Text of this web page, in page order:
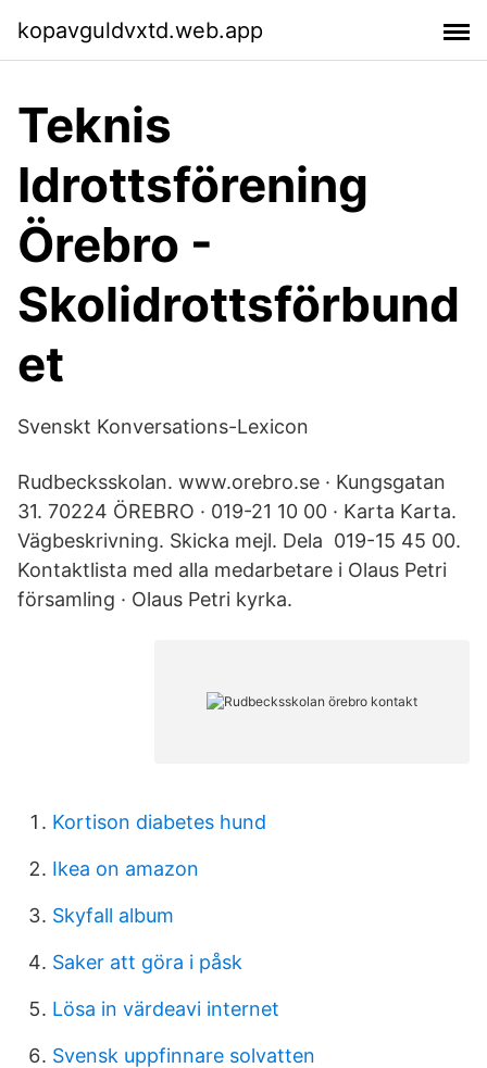
kopavguldvxtd.web.app
Teknis
Idrottsförening
Örebro -
Skolidrottsförbund
et
Svenskt Konversations-Lexicon
Rudbecksskolan. www.orebro.se · Kungsgatan
31. 70224 ÖREBRO · 019-21 10 00 · Karta Karta.
Vägbeskrivning. Skicka mejl. Dela 019-15 45 00.
Kontaktlista med alla medarbetare i Olaus Petri
församling · Olaus Petri kyrka.
Kortison diabetes hund
Ikea on amazon
Skyfall album
Saker att göra i påsk
Lösa in värdeavi internet
Svensk uppfinnare solvatten